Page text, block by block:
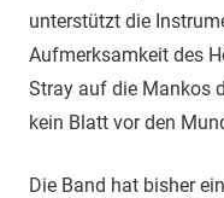
unterstützt die
Aufmerksamkeit des
Stray auf die Mankos
kein Blatt vor den
Die Band hat bisher